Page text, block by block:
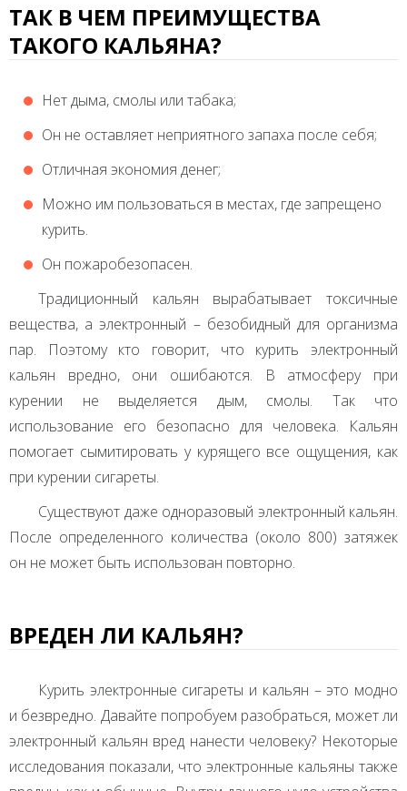
ТАК В ЧЕМ ПРЕИМУЩЕСТВА
ТАКОГО КАЛЬЯНА?
Нет дыма, смолы или табака;
Он не оставляет неприятного запаха после себя;
Отличная экономия денег;
Можно им пользоваться в местах, где запрещено
курить.
Он пожаробезопасен.
Традиционный кальян вырабатывает токсичные
вещества, а электронный – безобидный для организма
пар. Поэтому кто говорит, что курить электронный
кальян вредно, они ошибаются. В атмосферу при
курении не выделяется дым, смолы. Так что
использование его безопасно для человека. Кальян
помогает сымитировать у курящего все ощущения, как
при курении сигареты.
Существуют даже одноразовый электронный кальян.
После определенного количества (около 800) затяжек
он не может быть использован повторно.
ВРЕДЕН ЛИ КАЛЬЯН?
Курить электронные сигареты и кальян – это модно
и безвредно. Давайте попробуем разобраться, может ли
электронный кальян вред нанести человеку? Некоторые
исследования показали, что электронные кальяны также